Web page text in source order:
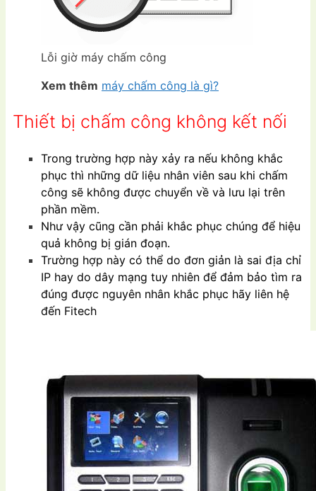
Lỗi giờ máy chấm công
Xem thêm máy chấm công là gì?
Thiết bị chấm công không kết nối
Trong trường hợp này xảy ra nếu không khắc
phục thì những dữ liệu nhân viên sau khi chấm
công sẽ không được chuyển về và lưu lại trên
phần mềm.
Như vậy cũng cần phải khắc phục chúng để hiệu
quả không bị gián đoạn.
Trường hợp này có thể do đơn giản là sai địa chỉ
IP hay do dây mạng tuy nhiên để đảm bảo tìm ra
đúng được nguyên nhân khắc phục hãy liên hệ
đến Fitech